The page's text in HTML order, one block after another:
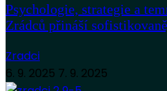
Psychologie, strategie a
Zrádců přináší
Zradci
6. 9. 2025 7. 9. 2025